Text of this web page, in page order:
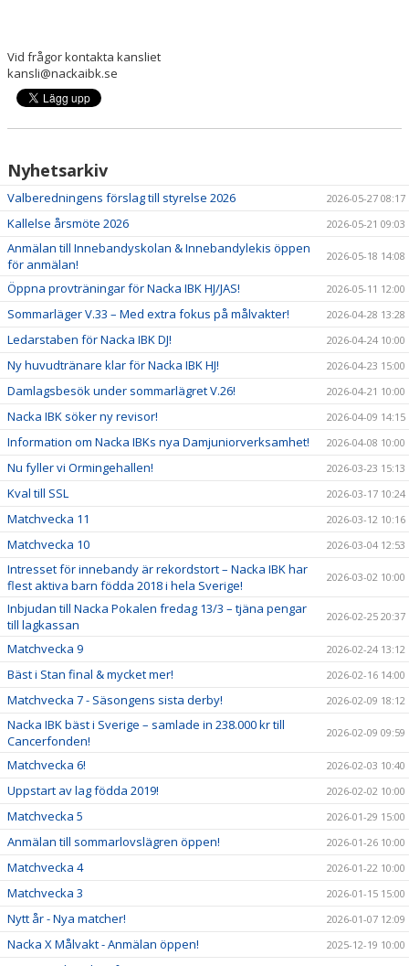
Vid frågor kontakta kansliet
kansli@nackaibk.se
Nyhetsarkiv
Valberedningens förslag till styrelse 2026 2026-05-27 08:17
Kallelse årsmöte 2026 2026-05-21 09:03
Anmälan till Innebandyskolan & Innebandylekis öppen
för anmälan!
2026-05-18 14:08
Öppna provträningar för Nacka IBK HJ/JAS! 2026-05-11 12:00
Sommarläger V.33 – Med extra fokus på målvakter! 2026-04-28 13:28
Ledarstaben för Nacka IBK DJ! 2026-04-24 10:00
Ny huvudtränare klar för Nacka IBK HJ! 2026-04-23 15:00
Damlagsbesök under sommarlägret V.26! 2026-04-21 10:00
Nacka IBK söker ny revisor! 2026-04-09 14:15
Information om Nacka IBKs nya Damjuniorverksamhet! 2026-04-08 10:00
Nu fyller vi Ormingehallen! 2026-03-23 15:13
Kval till SSL 2026-03-17 10:24
Matchvecka 11 2026-03-12 10:16
Matchvecka 10 2026-03-04 12:53
Intresset för innebandy är rekordstort – Nacka IBK har
flest aktiva barn födda 2018 i hela Sverige!
2026-03-02 10:00
Inbjudan till Nacka Pokalen fredag 13/3 – tjäna pengar
till lagkassan
2026-02-25 20:37
Matchvecka 9 2026-02-24 13:12
Bäst i Stan final & mycket mer! 2026-02-16 14:00
Matchvecka 7 - Säsongens sista derby! 2026-02-09 18:12
Nacka IBK bäst i Sverige – samlade in 238.000 kr till
Cancerfonden!
2026-02-09 09:59
Matchvecka 6! 2026-02-03 10:40
Uppstart av lag födda 2019! 2026-02-02 10:00
Matchvecka 5 2026-01-29 15:00
Anmälan till sommarlovslägren öppen! 2026-01-26 10:00
Matchvecka 4 2026-01-22 10:00
Matchvecka 3 2026-01-15 15:00
Nytt år - Nya matcher! 2026-01-07 12:09
Nacka X Målvakt - Anmälan öppen! 2025-12-19 10:00